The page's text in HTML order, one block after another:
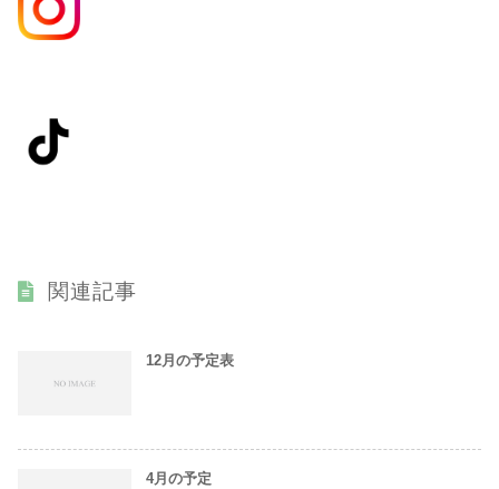
関連記事
12月の予定表
4月の予定